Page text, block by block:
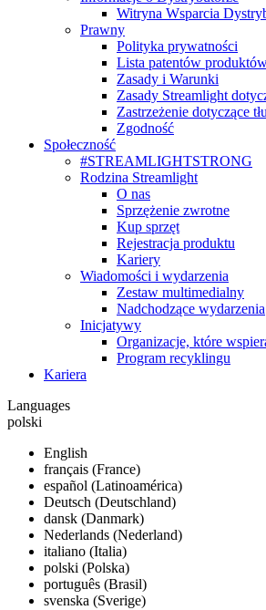
Witryna Wsparcia
Prawny
Polityka prywatności
Lista patentów
Zasady i Warunki
Zasady Streamlight
Zastrzeżenie dotyczące
Zgodność
Społeczność
#STREAMLIGHTSTRONG
Rodzina Streamlight
O nas
Sprzężenie zwrotne
Kup sprzęt
Rejestracja produktu
Kariery
Wiadomości i wydarzenia
Zestaw multimedialny
Nadchodzące wydarzenia
Inicjatywy
Organizacje, które
Program recyklingu
Kariera
Languages
polski
English
français (France)
español (Latinoamérica)
Deutsch (Deutschland)
dansk (Danmark)
Nederlands (Nederland)
italiano (Italia)
polski (Polska)
português (Brasil)
svenska (Sverige)